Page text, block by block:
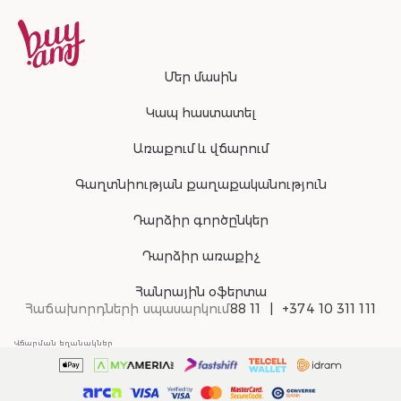
Մեր մասին
Կապ հաստատել
Առաքում և վճարում
Գաղտնիության քաղաքականություն
Դարձիր գործընկեր
Դարձիր առաքիչ
Հանրային օֆերտա
Հաճախորդների սպասարկում88 11 +374 10 311 111
Վճարման եղանակներ